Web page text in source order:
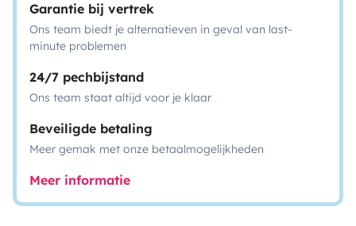
Garantie bij vertrek
Ons team biedt je alternatieven in geval van last-
minute problemen
24/7 pechbijstand
Ons team staat altijd voor je klaar
Beveiligde betaling
Meer gemak met onze betaalmogelijkheden
Meer informatie